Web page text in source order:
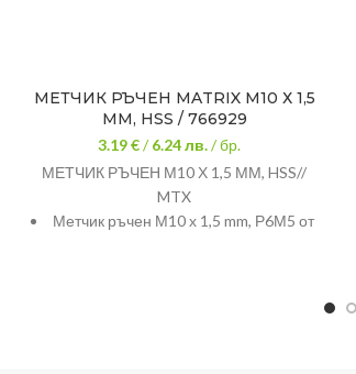
МЕТЧИК РЪЧЕН MATRIX М10 Х 1,5
ММ, HSS / 766929
3.19 €/6.24лв. / бр.
МЕТЧИК РЪЧЕН М10 Х 1,5 ММ, HSS//
MTX
Метчик ръчен М10 х 1,5 mm, Р6М5 от